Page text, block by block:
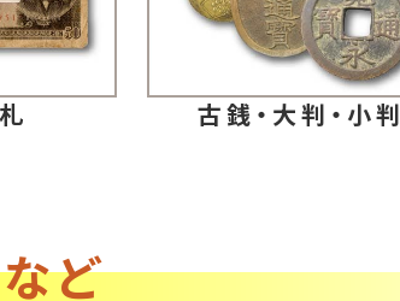
古銭・大判・小判
など